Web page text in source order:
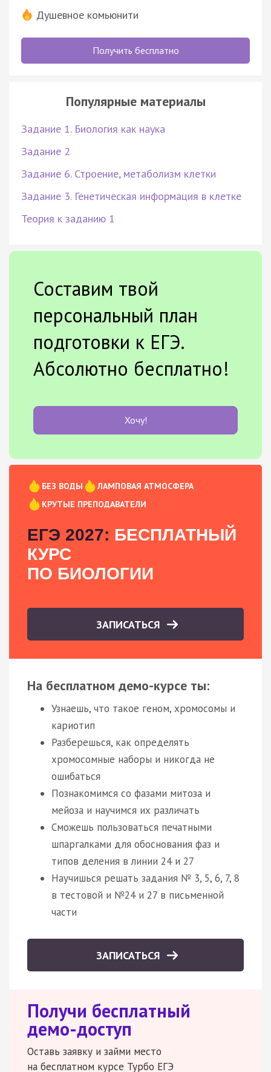
Душевное комьюнити
Получить бесплатно
Популярные материалы
Задание 1. Биология как наука
Задание 2
Задание 6. Строение, метаболизм клетки
Задание 3. Генетическая информация в клетке
Теория к заданию 1
Составим твой
персональный план
подготовки к ЕГЭ.
Абсолютно бесплатно!
Хочу!
БЕЗ ВОДЫ
ЛАМПОВАЯ АТМОСФЕРА
КРУТЫЕ ПРЕПОДАВАТЕЛИ
ЕГЭ 2027: БЕСПЛАТНЫЙ
КУРС
ПО БИОЛОГИИ
ЗАПИСАТЬСЯ
На бесплатном демо-курсе ты:
Узнаешь, что такое геном, хромосомы и
кариотип
Разберешься, как определять
хромосомные наборы и никогда не
ошибаться
Познакомимся со фазами митоза и
мейоза и научимся их различать
Сможешь пользоваться печатными
шпаргалками для обоснования фаз и
типов деления в линии 24 и 27
Научишься решать задания № 3, 5, 6, 7, 8
в тестовой и №24 и 27 в письменной
части
ЗАПИСАТЬСЯ
Получи бесплатный
демо-доступ
Оставь заявку и займи место
на бесплатном курсе Турбо ЕГЭ